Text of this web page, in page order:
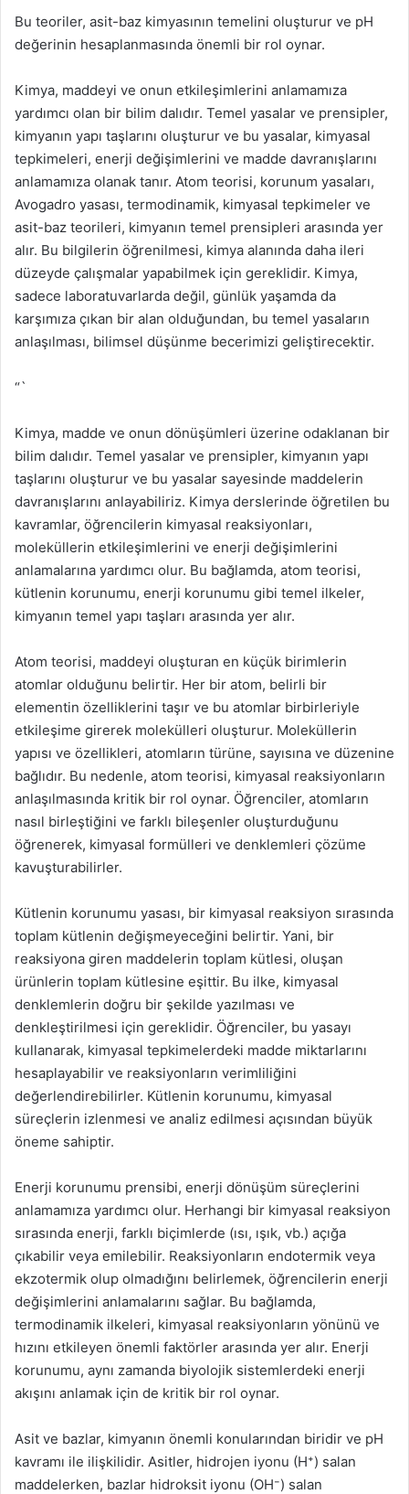
Bu teoriler, asit-baz kimyasının temelini oluşturur ve pH
değerinin hesaplanmasında önemli bir rol oynar.
Kimya, maddeyi ve onun etkileşimlerini anlamamıza
yardımcı olan bir bilim dalıdır. Temel yasalar ve prensipler,
kimyanın yapı taşlarını oluşturur ve bu yasalar, kimyasal
tepkimeleri, enerji değişimlerini ve madde davranışlarını
anlamamıza olanak tanır. Atom teorisi, korunum yasaları,
Avogadro yasası, termodinamik, kimyasal tepkimeler ve
asit-baz teorileri, kimyanın temel prensipleri arasında yer
alır. Bu bilgilerin öğrenilmesi, kimya alanında daha ileri
düzeyde çalışmalar yapabilmek için gereklidir. Kimya,
sadece laboratuvarlarda değil, günlük yaşamda da
karşımıza çıkan bir alan olduğundan, bu temel yasaların
anlaşılması, bilimsel düşünme becerimizi geliştirecektir.
“`
Kimya, madde ve onun dönüşümleri üzerine odaklanan bir
bilim dalıdır. Temel yasalar ve prensipler, kimyanın yapı
taşlarını oluşturur ve bu yasalar sayesinde maddelerin
davranışlarını anlayabiliriz. Kimya derslerinde öğretilen bu
kavramlar, öğrencilerin kimyasal reaksiyonları,
moleküllerin etkileşimlerini ve enerji değişimlerini
anlamalarına yardımcı olur. Bu bağlamda, atom teorisi,
kütlenin korunumu, enerji korunumu gibi temel ilkeler,
kimyanın temel yapı taşları arasında yer alır.
Atom teorisi, maddeyi oluşturan en küçük birimlerin
atomlar olduğunu belirtir. Her bir atom, belirli bir
elementin özelliklerini taşır ve bu atomlar birbirleriyle
etkileşime girerek molekülleri oluşturur. Moleküllerin
yapısı ve özellikleri, atomların türüne, sayısına ve düzenine
bağlıdır. Bu nedenle, atom teorisi, kimyasal reaksiyonların
anlaşılmasında kritik bir rol oynar. Öğrenciler, atomların
nasıl birleştiğini ve farklı bileşenler oluşturduğunu
öğrenerek, kimyasal formülleri ve denklemleri çözüme
kavuşturabilirler.
Kütlenin korunumu yasası, bir kimyasal reaksiyon sırasında
toplam kütlenin değişmeyeceğini belirtir. Yani, bir
reaksiyona giren maddelerin toplam kütlesi, oluşan
ürünlerin toplam kütlesine eşittir. Bu ilke, kimyasal
denklemlerin doğru bir şekilde yazılması ve
denkleştirilmesi için gereklidir. Öğrenciler, bu yasayı
kullanarak, kimyasal tepkimelerdeki madde miktarlarını
hesaplayabilir ve reaksiyonların verimliliğini
değerlendirebilirler. Kütlenin korunumu, kimyasal
süreçlerin izlenmesi ve analiz edilmesi açısından büyük
öneme sahiptir.
Enerji korunumu prensibi, enerji dönüşüm süreçlerini
anlamamıza yardımcı olur. Herhangi bir kimyasal reaksiyon
sırasında enerji, farklı biçimlerde (ısı, ışık, vb.) açığa
çıkabilir veya emilebilir. Reaksiyonların endotermik veya
ekzotermik olup olmadığını belirlemek, öğrencilerin enerji
değişimlerini anlamalarını sağlar. Bu bağlamda,
termodinamik ilkeleri, kimyasal reaksiyonların yönünü ve
hızını etkileyen önemli faktörler arasında yer alır. Enerji
korunumu, aynı zamanda biyolojik sistemlerdeki enerji
akışını anlamak için de kritik bir rol oynar.
Asit ve bazlar, kimyanın önemli konularından biridir ve pH
kavramı ile ilişkilidir. Asitler, hidrojen iyonu (H⁺) salan
maddelerken, bazlar hidroksit iyonu (OH⁻) salan